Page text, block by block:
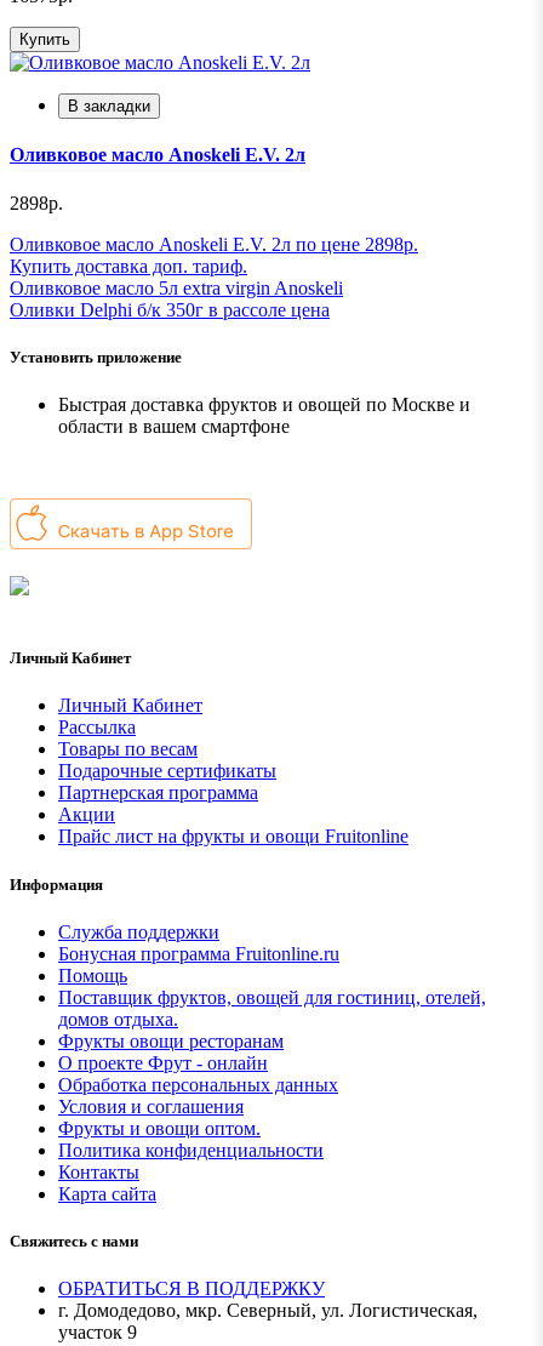
Купить
В закладки
Оливковое масло Anoskeli E.V. 2л
2898р.
Оливковое масло Anoskeli E.V. 2л по цене 2898р.
Купить доставка доп. тариф.
Оливковое масло 5л extra virgin Anoskeli
Оливки Delphi б/к 350г в рассоле ценa
Установить приложение
Быстрая доставка фруктов и овощей по Москве и
области в вашем смартфоне
Личный Кабинет
Личный Кабинет
Рассылка
Товары по весам
Подарочные сертификаты
Партнерская программа
Акции
Прайс лист на фрукты и овощи Fruitonline
Информация
Служба поддержки
Бонусная программа Fruitonline.ru
Помощь
Поставщик фруктов, овощей для гостиниц, отелей,
домов отдыха.
Фрукты овощи ресторанам
О проекте Фрут - онлайн
Обработка персональных данных
Условия и соглашения
Фрукты и овощи оптом.
Политика конфиденциальности
Контакты
Карта сайта
Свяжитесь с нами
ОБРАТИТЬСЯ В ПОДДЕРЖКУ
г. Домодедово, мкр. Северный, ул. Логистическая,
участок 9